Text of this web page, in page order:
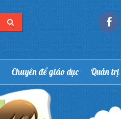
Chuyên đề giáo dục Quản trị